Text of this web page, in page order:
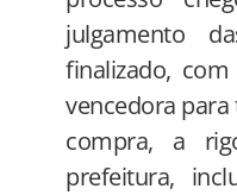
julgamento
finalizado,
vencedora
compra, a
prefeitura,